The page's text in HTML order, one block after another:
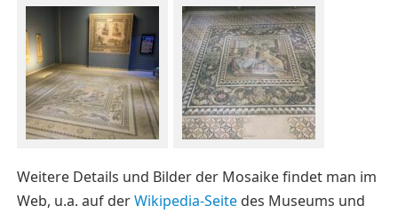
Weitere Details und Bilder der Mosaike findet man im
Web, u.a. auf derWikipedia-Seitedes Museums und